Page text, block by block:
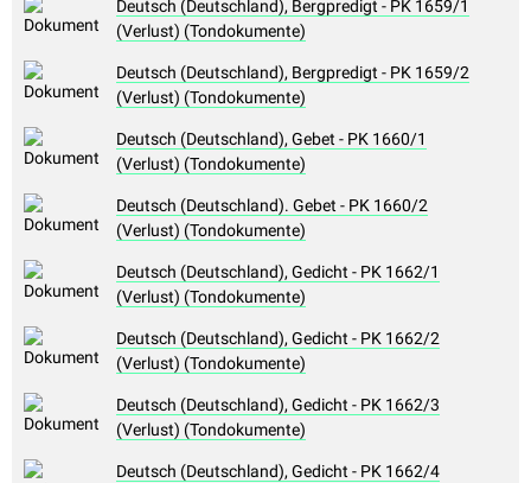
Deutsch (Deutschland), Bergpredigt - PK 1659/1
(Verlust) (Tondokumente)
Deutsch (Deutschland), Bergpredigt - PK 1659/2
(Verlust) (Tondokumente)
Deutsch (Deutschland), Gebet - PK 1660/1
(Verlust) (Tondokumente)
Deutsch (Deutschland). Gebet - PK 1660/2
(Verlust) (Tondokumente)
Deutsch (Deutschland), Gedicht - PK 1662/1
(Verlust) (Tondokumente)
Deutsch (Deutschland), Gedicht - PK 1662/2
(Verlust) (Tondokumente)
Deutsch (Deutschland), Gedicht - PK 1662/3
(Verlust) (Tondokumente)
Deutsch (Deutschland), Gedicht - PK 1662/4